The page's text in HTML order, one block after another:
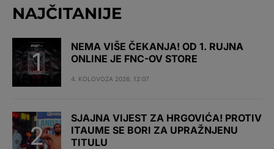
NAJČITANIJE
NEMA VIŠE ČEKANJA! OD 1. RUJNA
ONLINE JE FNC-OV STORE
4. KOLOVOZA 2026. 12:07
SJAJNA VIJEST ZA HRGOVIĆA! PROTIV
ITAUME SE BORI ZA UPRAŽNJENU
TITULU